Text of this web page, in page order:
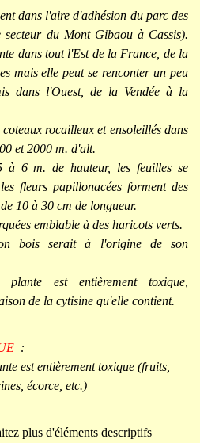
dans l'aire d'adhésion du parc des
secteur du Mont Gibaou à Cassis).
dans tout l'Est de la France, de la
mais elle peut se renconter un peu
dans l'Ouest, de la Vendée à la
rocailleux et ensoleillés dans
et 2000 m. d'alt.
à 6 m. de hauteur, les feuilles se
fleurs papillonacées forment des
10 à 30 cm de longueur.
emblable à des haricots verts.
bois serait à l'origine de son
est entièrement toxique,
de la cytisine qu'elle contient.
:
est entièrement toxique (fruits,
écorce, etc.)
plus d'éléments descriptifs